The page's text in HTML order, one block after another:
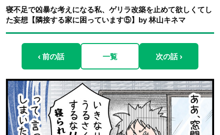
寝不足で凶暴な考えになる私、ゲリラ改築を止めて欲しくてし
た妄想【隣接する家に困っています⑤】by 林山キネマ
‹ 前の話 一覧 次の話 ›